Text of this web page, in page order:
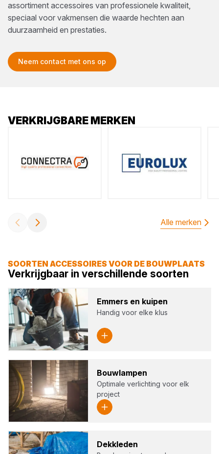
assortiment accessoires van professionele kwaliteit,
speciaal voor vakmensen die waarde hechten aan
duurzaamheid en prestaties.
Neem contact met ons op
VERKRIJGBARE MERKEN
Alle merken
SOORTEN ACCESSOIRES VOOR DE BOUWPLAATS
Verkrijgbaar in verschillende soorten
Emmers en kui­pen
Handig voor elke klus
Bouw­lam­pen
Optimale verlichting voor elk
project
Dek­kle­den